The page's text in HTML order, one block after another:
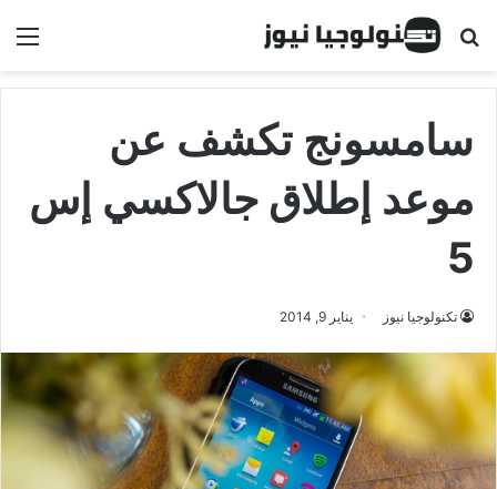
البحث عن
سامسونج تكشف عن
موعد إطلاق جالاكسي إس
5
تكنولوجيا نيوز يناير 9, 2014